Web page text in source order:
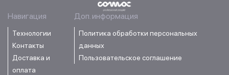
Навигация
Технологии
Контакты
Доставка и
оплата
Доп. информация
Политика обработки персональных
данных
Пользовательское соглашение